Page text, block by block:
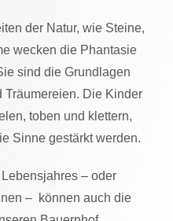
der Natur, wie Steine,
wecken die Phantasie
sind die Grundlagen
Träumereien. Die Kinder
toben und klettern,
Sinne gestärkt werden.
– oder
– können auch die